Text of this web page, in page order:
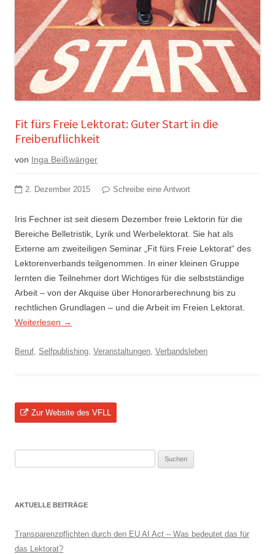
Fit fürs Freie Lektorat: Guter Start in die
Freiberuflichkeit
von Inga Beißwänger
2. Dezember 2015 Schreibe eine Antwort
Iris Fechner ist seit diesem Dezember freie Lektorin für die
Bereiche Belletristik, Lyrik und Werbelektorat. Sie hat als
Externe am zweiteiligen Seminar „Fit fürs Freie Lektorat“ des
Lektorenverbands teilgenommen. In einer kleinen Gruppe
lernten die Teilnehmer dort Wichtiges für die selbstständige
Arbeit – von der Akquise über Honorarberechnung bis zu
rechtlichen Grundlagen – und die Arbeit im Freien Lektorat.
Weiterlesen →
Beruf Selfpublishing Veranstaltungen Verbandsleben
Zur Website des VFLL
AKTUELLE BEITRÄGE
Transparenzpflichten durch den EU AI Act – Was bedeutet das für
das Lektorat?